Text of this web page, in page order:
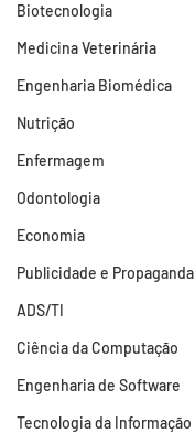
Biotecnologia
Medicina Veterinária
Engenharia Biomédica
Nutrição
Enfermagem
Odontologia
Economia
Publicidade e Propaganda
ADS/TI
Ciência da Computação
Engenharia de Software
Tecnologia da Informação